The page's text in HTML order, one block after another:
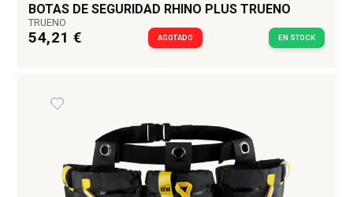
BOTAS DE SEGURIDAD RHINO PLUS TRUENO
TRUENO
54,21 € AGOTADO EN STOCK